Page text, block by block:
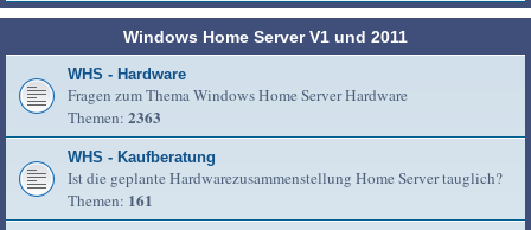
Windows Home Server V1 und 2011
WHS - Hardware
Fragen zum Thema Windows Home Server Hardware
Themen: 2363
WHS - Kaufberatung
Ist die geplante Hardwarezusammenstellung Home Server tauglich?
Themen: 161